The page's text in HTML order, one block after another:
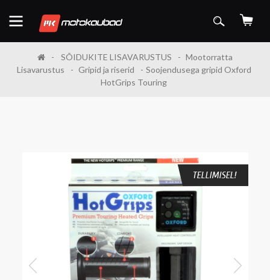
SÕIDUKITE LISAVARUSTUS
Mootorratta
Lisavarustus
Gripid ja riserid
Soojendusega gripid Oxford
HotGrips Touring
TELLIMISEL!